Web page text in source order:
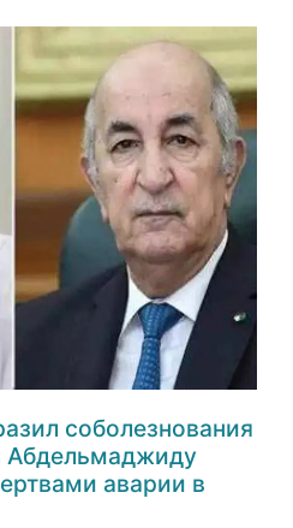
соболезнования
Абдельмаджиду
аварии в